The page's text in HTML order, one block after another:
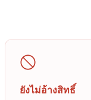
ยังไม่อ้างสิทธิ์